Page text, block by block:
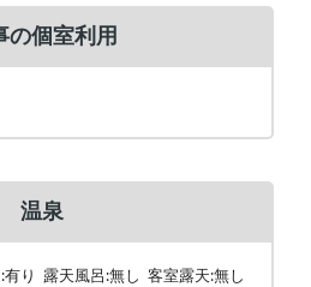
の個室利用
温泉
り 露天風呂:無し 客室露天:無し